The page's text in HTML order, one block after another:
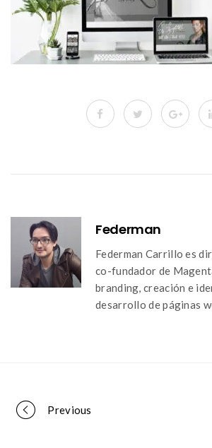
Federman
Federman Carrillo es
co-fundador de
branding, creación e
desarrollo de páginas
Portfolio
Previous